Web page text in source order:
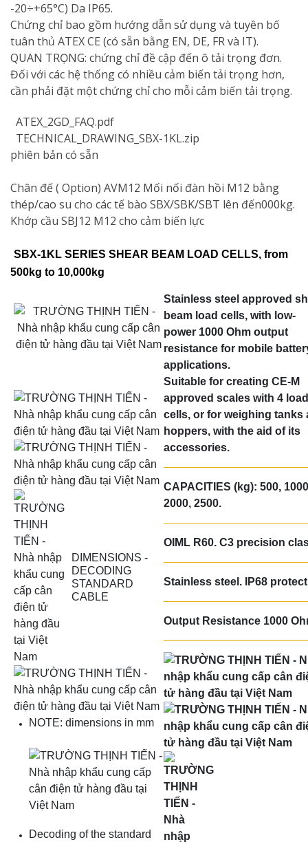
-20÷+65°C) Da IP65.
Chứng chỉ bao gồm hướng dẫn sử dụng và tuyên bố
tuân thủ ATEX CE (có sẵn bằng EN, DE, FR và IT).
QUAN TRỌNG: chứng chỉ đề cập đến ô tải trọng đơn.
Đối với các hệ thống có nhiều cảm biến tải trọng hơn,
cần phải đặt một chứng chỉ cho mỗi cảm biến tải trọng.
ATEX_2GD_FAQ.pdf
TECHNICAL_DRAWING_SBX-1KL.zip
phiên bản có sẵn
Chân đế ( Option) AVM12 Mối nối đàn hồi M12 bằng
thép/cao su cho các tế bào SBX/SBK/SBT lên đến000kg.
Khớp cầu SBJ12 M12 cho cảm biến lực
SBX-1KL SERIES SHEAR BEAM LOAD CELLS, from
500kg to 10,000kg
DIMENSIONS -
DECODING
STANDARD
CABLE
NOTE: dimensions in mm
Decoding of the standard
Stainless steel approved
beam load cells, with low-
power 1000 Ohm output
resistance for mobile
applications.
Suitable for creating CE-M
approved scales with 4 load
cells, or for weighing tanks
hoppers, with the aid of its
accessories.
CAPACITIES (kg): 500,
2000, 2500.
OIML R60. C3 precision
Stainless steel. IP68
Output Resistance 1000